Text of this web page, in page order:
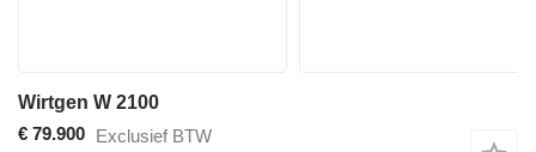
Wirtgen W 2100
€ 79.900 Exclusief BTW